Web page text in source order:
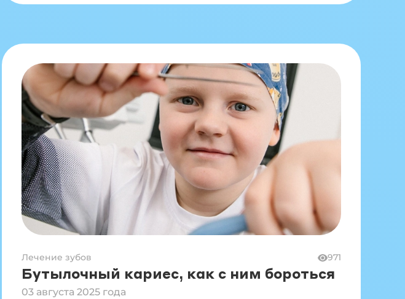
Лечение зубов 971
Бутылочный кариес, как с ним бороться
03 августа 2025 года